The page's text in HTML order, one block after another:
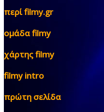
περί filmy.gr
ομάδα filmy
χάρτης filmy
filmy intro
πρώτη σελίδα